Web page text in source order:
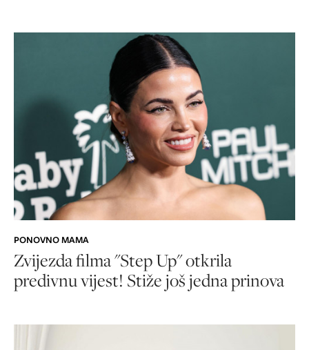
PONOVNO MAMA
Zvijezda filma "Step Up" otkrila
predivnu vijest! Stiže još jedna prinova